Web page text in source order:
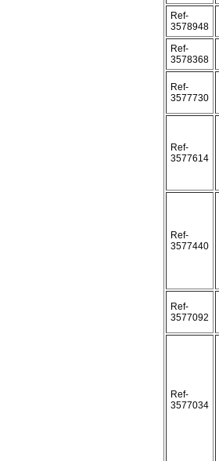
Ref-
3578948
Ref-
3578368
Ref-
3577730
Ref-
3577614
Ref-
3577440
Ref-
3577092
Ref-
3577034